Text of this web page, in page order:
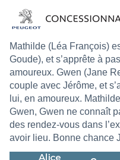
Mathilde (Léa François)
Goude), et s’apprête à
amoureux. Gwen (Jane
couple avec Jérôme, et
lui, en amoureux.
Gwen, Gwen ne connaît
des rendez-vous dans
avoir lieu. Bonne chance